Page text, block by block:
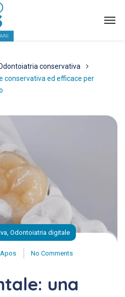
conservativa
conservativa ed efficace per
Odontoiatria digitale
No Comments
una